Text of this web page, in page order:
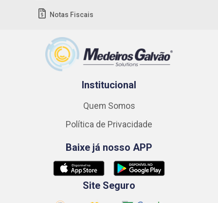
Notas Fiscais
Institucional
Quem Somos
Política de Privacidade
Baixe já nosso APP
Site Seguro